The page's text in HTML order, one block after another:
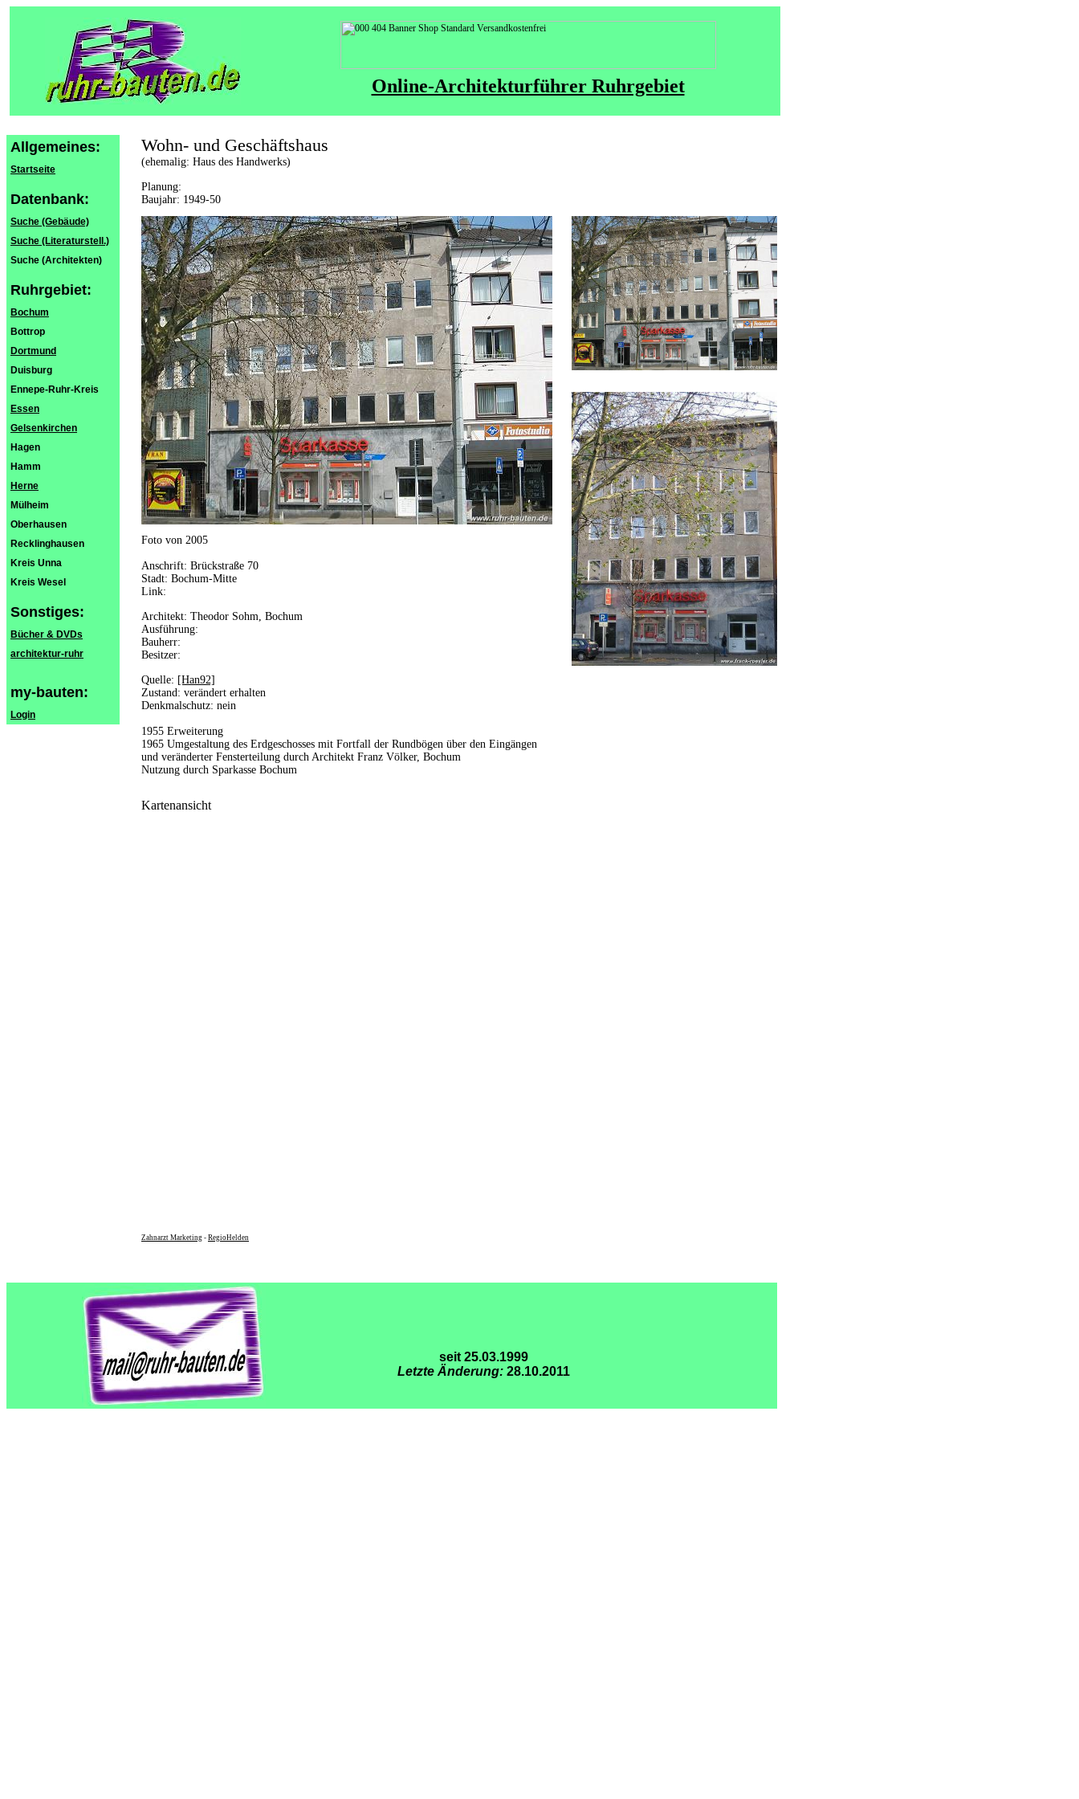
Online-Architekturführer Ruhrgebiet
Allgemeines:
Startseite
Datenbank:
Suche (Gebäude)
Suche (Literaturstell.)
Suche (Architekten)
Ruhrgebiet:
Bochum
Bottrop
Dortmund
Duisburg
Ennepe-Ruhr-Kreis
Essen
Gelsenkirchen
Hagen
Hamm
Herne
Mülheim
Oberhausen
Recklinghausen
Kreis Unna
Kreis Wesel
Sonstiges:
Bücher & DVDs
architektur-ruhr
my-bauten:
Login
Wohn- und Geschäftshaus
(ehemalig: Haus des Handwerks)
Planung:
Baujahr: 1949-50
Foto von 2005
Anschrift: Brückstraße 70
Stadt: Bochum-Mitte
Link:
Architekt: Theodor Sohm, Bochum
Ausführung:
Bauherr:
Besitzer:
Quelle: [Han92]
Zustand: verändert erhalten
Denkmalschutz: nein
1955 Erweiterung
1965 Umgestaltung des Erdgeschosses mit Fortfall der Rundbögen über den Eingängen
und veränderter Fensterteilung durch Architekt Franz Völker, Bochum
Nutzung durch Sparkasse Bochum
Kartenansicht
Zahnarzt Marketing - RegioHelden
seit 25.03.1999
Letzte Änderung: 28.10.2011